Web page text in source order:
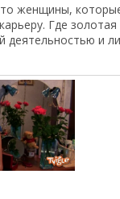
женщины,
Где золотая
деятельностью и